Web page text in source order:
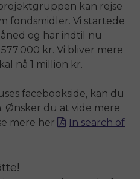
kan rejse
fondsmidler. Vi startede
og har indtil nu
kr. Vi bliver mere
nå 1 million kr.
facebookside, kan du
Ønsker du at vide mere
mere her
In search of